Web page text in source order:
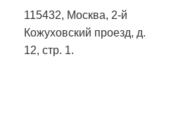
115432, Москва, 2-й
Кожуховский проезд, д.
12, стр. 1.